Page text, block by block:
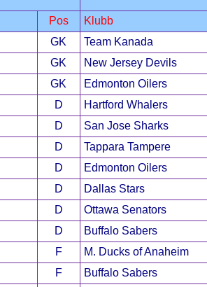
Pos Klubb
GK Team Kanada
GK New Jersey Devils
GK Edmonton Oilers
D Hartford Whalers
D San Jose Sharks
D Tappara Tampere
D Edmonton Oilers
D Dallas Stars
D Ottawa Senators
D Buffalo Sabers
F M. Ducks of Anaheim
F Buffalo Sabers